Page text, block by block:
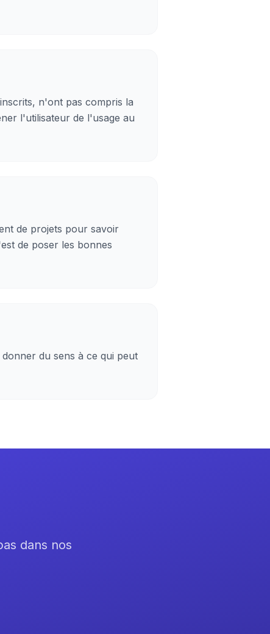
n'ont pas compris la
l'utilisateur de l'usage au
de projets pour savoir
de poser les bonnes
du sens à ce qui peut
dans nos